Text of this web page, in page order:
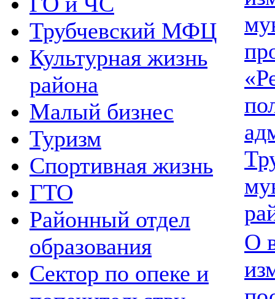
Трубчевский МФЦ
Культурная жизнь
района
Малый бизнес
Туризм
Спортивная жизнь
ГТО
Районный отдел
образования
Сектор по опеке и
О